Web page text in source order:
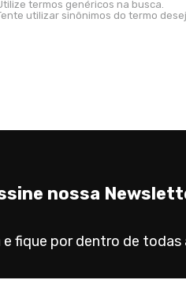
termos genéricos na busca.
utilizar sinônimos do termo
nossa
fique por dentro de